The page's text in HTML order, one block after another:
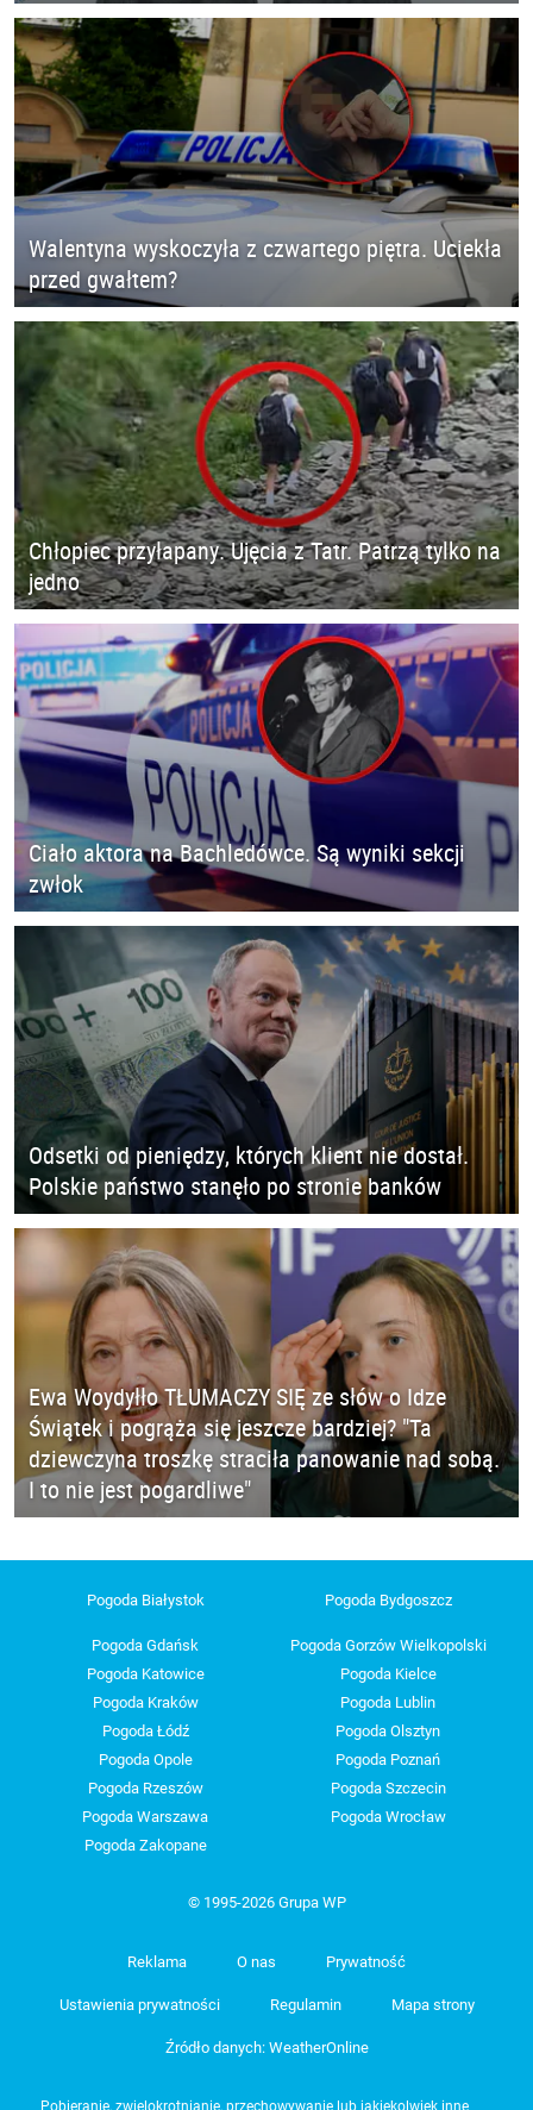
Walentyna wyskoczyła z czwartego piętra. Uciekła
przed gwałtem?
Chłopiec przyłapany. Ujęcia z Tatr. Patrzą tylko na
jedno
Ciało aktora na Bachledówce. Są wyniki sekcji
zwłok
Odsetki od pieniędzy, których klient nie dostał.
Polskie państwo stanęło po stronie banków
Ewa Woydyłło TŁUMACZY SIĘ ze słów o Idze
Świątek i pogrąża się jeszcze bardziej? "Ta
dziewczyna troszkę straciła panowanie nad sobą.
I to nie jest pogardliwe"
Pogoda Białystok Pogoda Bydgoszcz
Pogoda Gdańsk
Pogoda Gorzów Wielkopolski
Pogoda Katowice
Pogoda Kielce
Pogoda Kraków
Pogoda Lublin
Pogoda Łódź
Pogoda Olsztyn
Pogoda Opole
Pogoda Poznań
Pogoda Rzeszów
Pogoda Szczecin
Pogoda Warszawa
Pogoda Wrocław
Pogoda Zakopane
© 1995-2026 Grupa WP
Reklama O nas Prywatność
Ustawienia prywatności Regulamin Mapa strony
Źródło danych: WeatherOnline
Pobieranie, zwielokrotnianie, przechowywanie lub jakiekolwiek inne